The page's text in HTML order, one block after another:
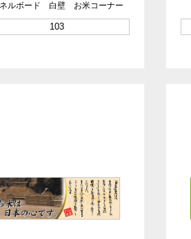
ルボード 白壁 お米コーナー
103